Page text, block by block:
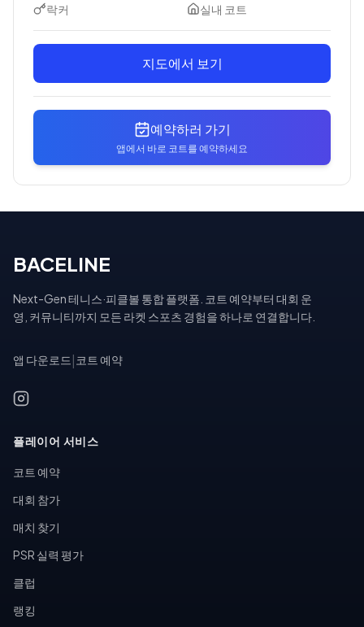
락커
실내 코트
지도에서 보기
예약하러 가기
앱에서 바로 코트를 예약하세요
BACELINE
Next-Gen 테니스·피클볼 통합 플랫폼. 코트 예약부터 대회 운
영, 커뮤니티까지 모든 라켓 스포츠 경험을 하나로 연결합니다.
앱 다운로드 코트 예약
플레이어 서비스
코트 예약
대회 참가
매치 찾기
PSR 실력 평가
클럽
랭킹